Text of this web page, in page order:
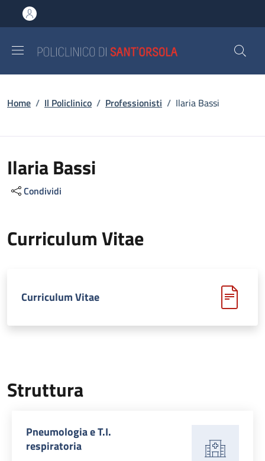
al contenuto principale
to footer content
Briciole di pane
Home / Il Policlinico / Professionisti / Ilaria Bassi
Ilaria Bassi
Condividi
Curriculum Vitae
Curriculum Vitae
Struttura
Pneumologia e T.I.
respiratoria